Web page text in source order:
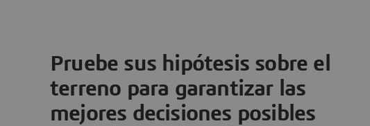
Pruebe sus hipótesis sobre el
terreno para garantizar las
mejores decisiones posibles